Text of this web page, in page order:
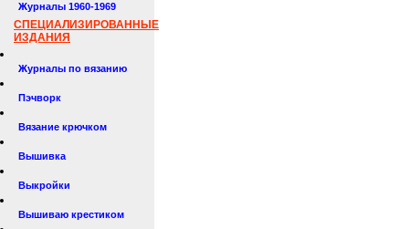
Журналы 1960-1969
СПЕЦИАЛИЗИРОВАННЫЕ
ИЗДАНИЯ
Журналы по вязанию
Пэчворк
Вязание крючком
Вышивка
Выкройки
Вышиваю крестиком